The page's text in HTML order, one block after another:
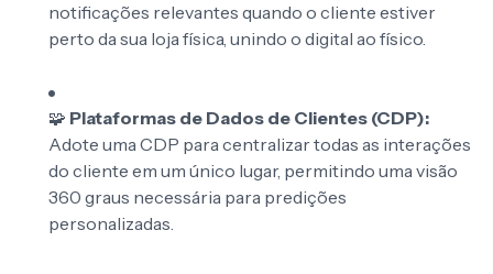
notificações relevantes quando o cliente estiver
perto da sua loja física, unindo o digital ao físico.
🧩 Plataformas de Dados de Clientes (CDP):
Adote uma CDP para centralizar todas as interações
do cliente em um único lugar, permitindo uma visão
360 graus necessária para predições
personalizadas.